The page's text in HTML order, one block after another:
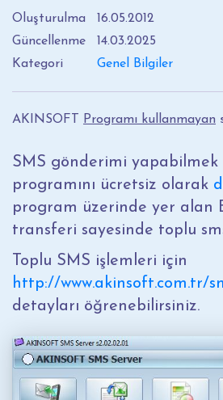
Oluşturulma
16.05.2012
Güncellenme
14.03.2025
Kategori
Genel Bilgiler
AKINSOFT Programı kullanmayan
SMS gönderimi yapabilmek
programını ücretsiz olarak
program üzerinde yer alan
transferi sayesinde toplu
Toplu SMS işlemleri için
http://www.akinsoft.com.tr/
detayları öğrenebilirsiniz.